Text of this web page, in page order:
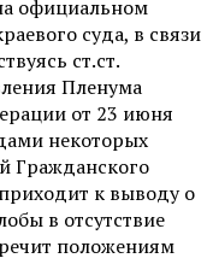
официальном
суда, в связи
ст.ст.
Пленума
от 23 июня
некоторых
Гражданского
к выводу о
в отсутствие
положениям